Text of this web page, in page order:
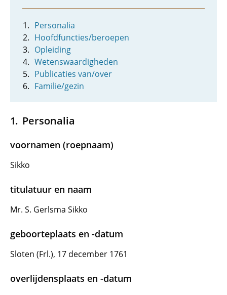
Personalia
Hoofdfuncties/beroepen
Opleiding
Wetenswaardigheden
Publicaties van/over
Familie/gezin
Personalia
voornamen (roepnaam)
Sikko
titulatuur en naam
Mr. S. Gerlsma Sikko
geboorteplaats en -datum
Sloten (Frl.), 17 december 1761
overlijdensplaats en -datum